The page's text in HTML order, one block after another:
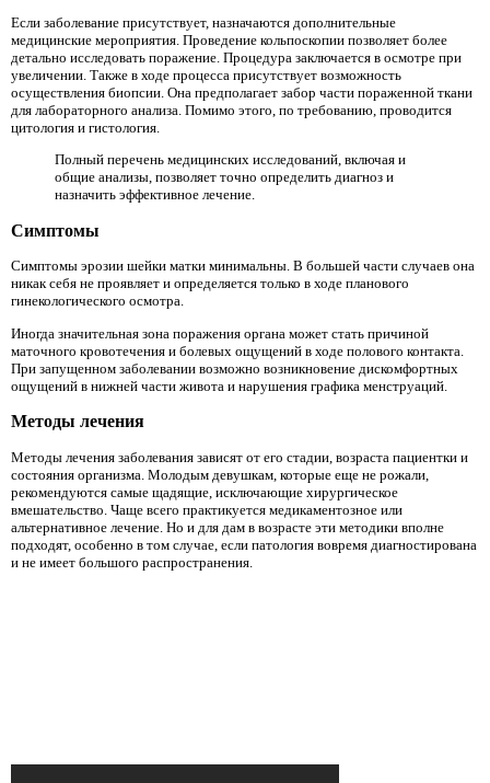
Если заболевание присутствует, назначаются дополнительные
медицинские мероприятия. Проведение кольпоскопии позволяет более
детально исследовать поражение. Процедура заключается в осмотре при
увеличении. Также в ходе процесса присутствует возможность
осуществления биопсии. Она предполагает забор части пораженной ткани
для лабораторного анализа. Помимо этого, по требованию, проводится
цитология и гистология.
Полный перечень медицинских исследований, включая и
общие анализы, позволяет точно определить диагноз и
назначить эффективное лечение.
Симптомы
Симптомы эрозии шейки матки минимальны. В большей части случаев она
никак себя не проявляет и определяется только в ходе планового
гинекологического осмотра.
Иногда значительная зона поражения органа может стать причиной
маточного кровотечения и болевых ощущений в ходе полового контакта.
При запущенном заболевании возможно возникновение дискомфортных
ощущений в нижней части живота и нарушения графика менструаций.
Методы лечения
Методы лечения заболевания зависят от его стадии, возраста пациентки и
состояния организма. Молодым девушкам, которые еще не рожали,
рекомендуются самые щадящие, исключающие хирургическое
вмешательство. Чаще всего практикуется медикаментозное или
альтернативное лечение. Но и для дам в возрасте эти методики вполне
подходят, особенно в том случае, если патология вовремя диагностирована
и не имеет большого распространения.